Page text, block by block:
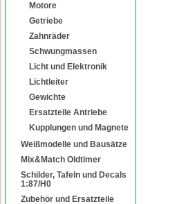
Motore
Getriebe
Zahnräder
Schwungmassen
Licht und Elektronik
Lichtleiter
Gewichte
Ersatzteile Antriebe
Kupplungen und Magnete
Weißmodelle und Bausätze
Mix&Match Oldtimer
Schilder, Tafeln und Decals
1:87/H0
Zubehör und Ersatzteile